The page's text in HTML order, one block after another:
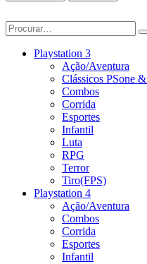
Playstation 3
Ação/Aventura
Clássicos PSone
Combos
Corrida
Esportes
Infantil
Luta
RPG
Terror
Tiro(FPS)
Playstation 4
Ação/Aventura
Combos
Corrida
Esportes
Infantil